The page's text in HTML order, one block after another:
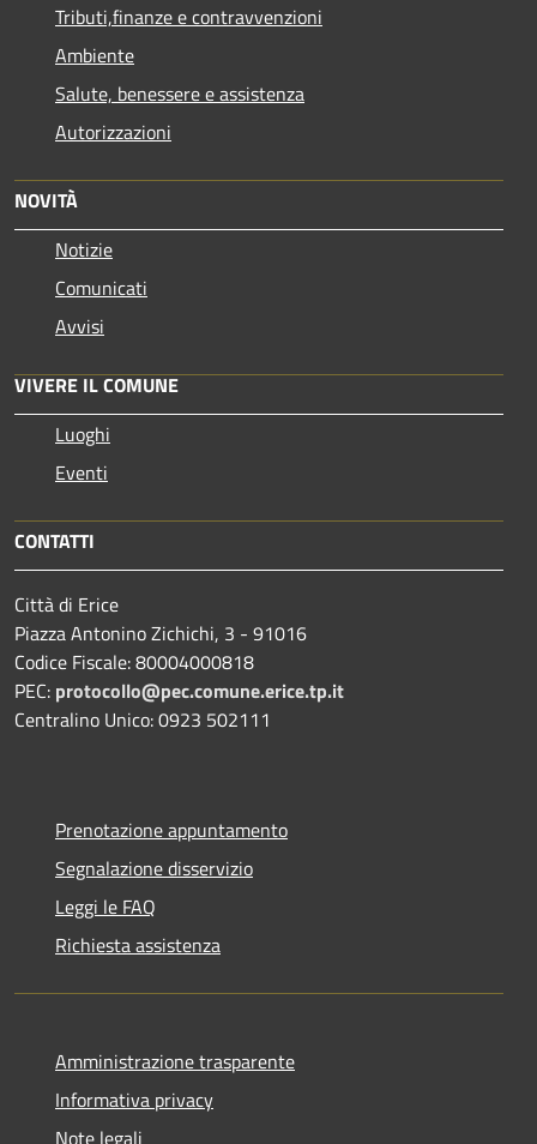
Tributi,finanze e contravvenzioni
Ambiente
Salute, benessere e assistenza
Autorizzazioni
NOVITÀ
Notizie
Comunicati
Avvisi
VIVERE IL COMUNE
Luoghi
Eventi
CONTATTI
Città di Erice
Piazza Antonino Zichichi, 3 - 91016
Codice Fiscale: 80004000818
PEC: protocollo@pec.comune.erice.tp.it
Centralino Unico: 0923 502111
Prenotazione appuntamento
Segnalazione disservizio
Leggi le FAQ
Richiesta assistenza
Amministrazione trasparente
Informativa privacy
Note legali